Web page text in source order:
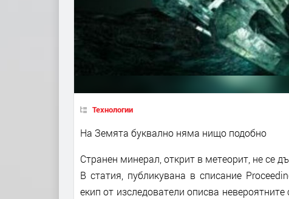
Технологии
На Земята буквално няма нищо подобно
Странен минерал, открит в метеорит, не се
В статия, публикувана в списание
екип от изследователи описва